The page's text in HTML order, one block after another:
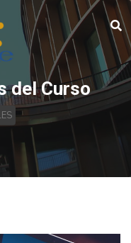
del Curso